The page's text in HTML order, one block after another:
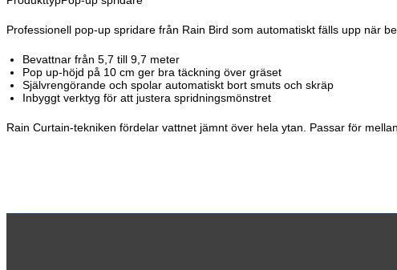
Professionell pop-up spridare från Rain Bird som automatiskt fälls upp när
Bevattnar från 5,7 till 9,7 meter
Pop up-höjd på 10 cm ger bra täckning över gräset
Självrengörande och spolar automatiskt bort smuts och skräp
Inbyggt verktyg för att justera spridningsmönstret
Rain Curtain-tekniken fördelar vattnet jämnt över hela ytan. Passar för